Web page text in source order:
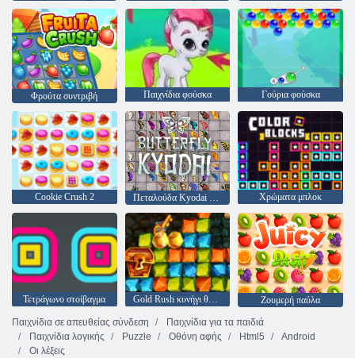
Φρούτα συντριβή Παιχνίδια φούσκα Γούρια φούσκα
Cookie Crush 2 Πεταλούδα Kyodai HD Χρώματα μπλοκ
Τετράγωνο στοίβαγμα Gold Rush κυνήγι θησαυρού
Ζουμερή παύλα
Παιχνίδια σε απευθείας σύνδεση
Παιχνίδια για τα παιδιά
Παιχνίδια λογικής
Puzzle Οθόνη αφής Html5
Android
Οι λέξεις